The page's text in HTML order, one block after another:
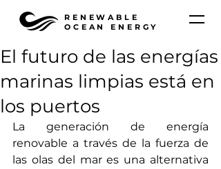
RENEWABLE
OCEAN ENERGY
El futuro de las energías
marinas limpias está en
los puertos
La generación de energía
renovable a través de la fuerza de
las olas del mar es una alternativa